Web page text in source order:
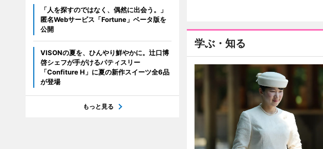
学ぶ・知る
「人を探すのではなく、偶然に出会う。」
匿名Webサービス「Fortune」ベータ版を
公開
VISONの夏を、ひんやり鮮やかに。辻口博
啓シェフが手がけるパティスリー
「Confiture H」に夏の新作スイーツ全6品
が登場
もっと見る